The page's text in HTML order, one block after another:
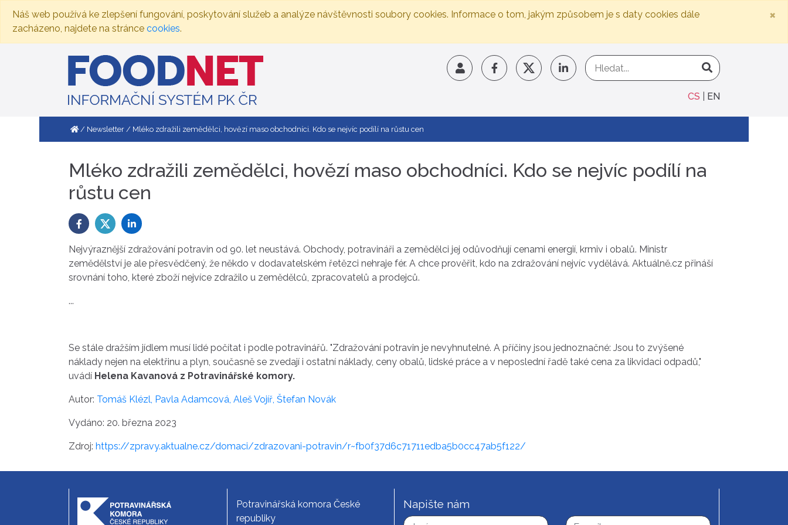
Náš web používá ke zlepšení fungování, poskytování služeb a analýze návštěvnosti soubory cookies. Informace o tom, jakým způsobem je s daty cookies dále
zacházeno, najdete na stránce cookies.
×
CS EN
Newsletter Mléko zdražili zemědělci, hovězí maso obchodníci. Kdo se nejvíc podílí na růstu cen
Mléko zdražili zemědělci, hovězí maso obchodníci. Kdo se nejvíc podílí na
růstu cen
Nejvýraznější zdražování potravin od 90. let neustává. Obchody, potravináři a zemědělci jej odůvodňují cenami energií, krmiv i obalů. Ministr
zemědělství je ale přesvědčený, že někdo v dodavatelském řetězci nehraje fér. A chce prověřit, kdo na zdražování nejvíc vydělává. Aktuálně.cz přináší
srovnání toho, které zboží nejvíce zdražilo u zemědělců, zpracovatelů a prodejců.
...
Se stále dražším jídlem musí lidé počítat i podle potravinářů. "Zdražování potravin je nevyhnutelné. A příčiny jsou jednoznačné: Jsou to zvýšené
náklady nejen na elektřinu a plyn, současně se zvedají i ostatní náklady, ceny obalů, lidské práce a v neposlední řadě také cena za likvidaci odpadů,"
uvádí Helena Kavanová z Potravinářské komory.
Autor: Tomáš Klézl, Pavla Adamcová, Aleš Vojíř, Štefan Novák
Vydáno: 20. března 2023
Zdroj: https://zpravy.aktualne.cz/domaci/zdrazovani-potravin/r~fb0f37d6c71711edba5b0cc47ab5f122/
Potravinářská komora České
republiky
Napište nám